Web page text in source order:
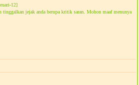
12]
tinggalkan jejak anda berupa kritik saran. Mohon maaf menunya